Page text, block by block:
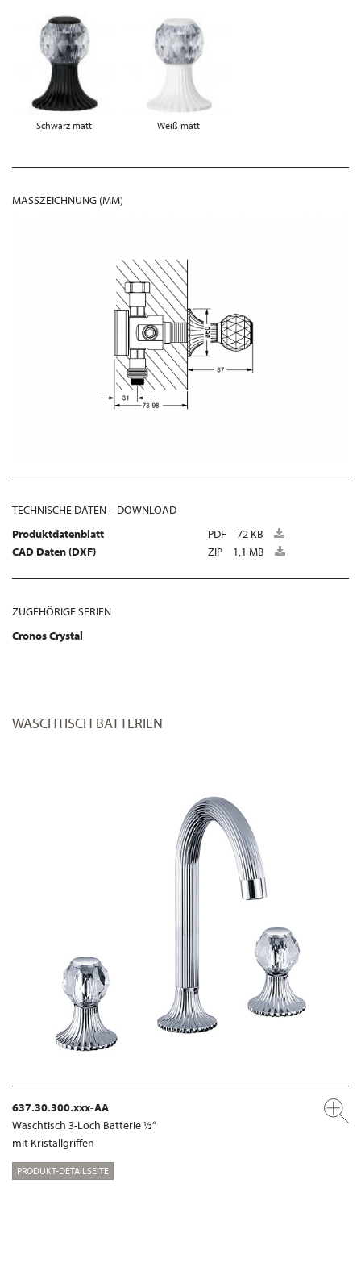
Schwarz matt Weiß matt
MASSZEICHNUNG (MM)
TECHNISCHE DATEN – DOWNLOAD
Produktdatenblatt
PDF
72 KB
CAD Daten (DXF)
ZIP 1,1 MB
ZUGEHÖRIGE SERIEN
Cronos Crystal
WASCHTISCH BATTERIEN
637.30.300.xxx-AA
Waschtisch 3-Loch Batterie ½“
mit Kristallgriffen
PRODUKT-DETAILSEITE